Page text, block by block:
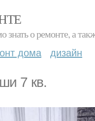
знать о ремонте, а
дома дизайн
7 кв.